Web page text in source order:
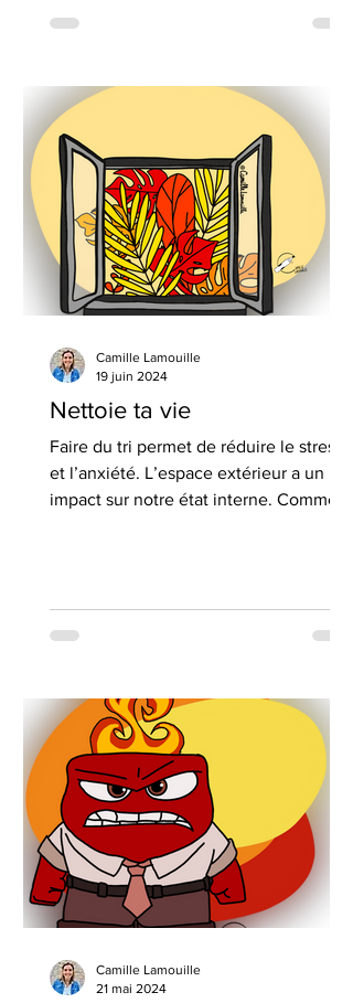
Nettoie ta vie
Faire du tri permet de réduire le stress
et l’anxiété. L’espace extérieur a un
impact sur notre état interne. Comme
Camille Lamouille
19 juin 2024
Camille Lamouille
21 mai 2024